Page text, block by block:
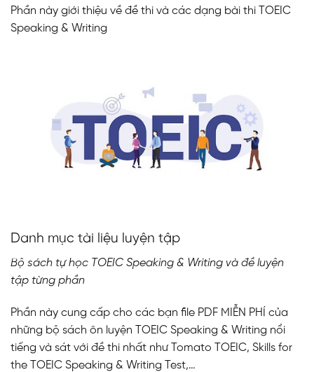
Phần này giới thiệu về đề thi và các dạng bài thi TOEIC
Speaking & Writing
Danh mục tài liệu luyện tập
Bộ sách tự học TOEIC Speaking & Writing và đề luyện
tập từng phần
Phần này cung cấp cho các bạn file PDF MIỄN PHÍ của
những bộ sách ôn luyện TOEIC Speaking & Writing nổi
tiếng và sát với đề thi nhất như Tomato TOEIC, Skills for
the TOEIC Speaking & Writing Test,…